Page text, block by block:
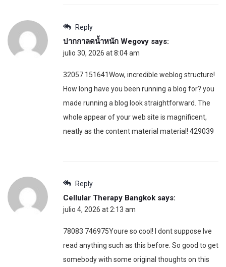
Reply
ปากกาลดน้ำหนัก Wegovy says:
julio 30, 2026 at 8:04 am
32057 151641Wow, incredible weblog structure!
How long have you been running a blog for? you
made running a blog look straightforward. The
whole appear of your web site is magnificent,
neatly as the content material material! 429039
Reply
Cellular Therapy Bangkok says:
julio 4, 2026 at 2:13 am
78083 746975Youre so cool! I dont suppose Ive
read anything such as this before. So good to get
somebody with some original thoughts on this